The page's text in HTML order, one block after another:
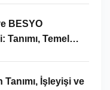
BESYO
Temel
Tanımı, İşleyişi ve